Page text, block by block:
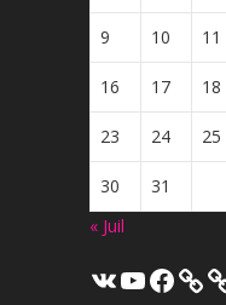
9 10 11
16 17 18
23 24 25
30
31
« Juil
VK YouTube
Facebook